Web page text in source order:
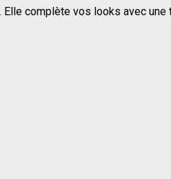
complète vos looks avec une